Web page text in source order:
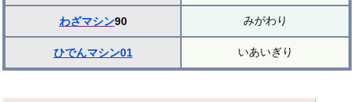
わざマシン90 みがわり
ひでんマシン01 いあいぎり